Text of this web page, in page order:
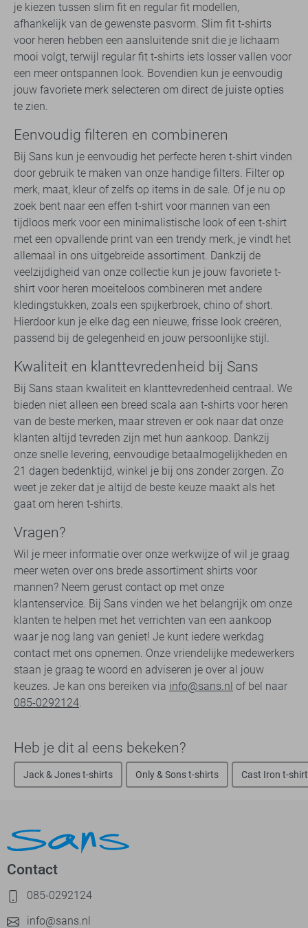
je kiezen tussen slim fit en regular fit modellen,
afhankelijk van de gewenste pasvorm. Slim fit t-shirts
voor heren hebben een aansluitende snit die je lichaam
mooi volgt, terwijl regular fit t-shirts iets losser vallen voor
een meer ontspannen look. Bovendien kun je eenvoudig
jouw favoriete merk selecteren om direct de juiste opties
te zien.
Eenvoudig filteren en combineren
Bij Sans kun je eenvoudig het perfecte heren t-shirt vinden
door gebruik te maken van onze handige filters. Filter op
merk, maat, kleur of zelfs op items in de sale. Of je nu op
zoek bent naar een effen t-shirt voor mannen van een
tijdloos merk voor een minimalistische look of een t-shirt
met een opvallende print van een trendy merk, je vindt het
allemaal in ons uitgebreide assortiment. Dankzij de
veelzijdigheid van onze collectie kun je jouw favoriete t-
shirt voor heren moeiteloos combineren met andere
kledingstukken, zoals een spijkerbroek, chino of short.
Hierdoor kun je elke dag een nieuwe, frisse look creëren,
passend bij de gelegenheid en jouw persoonlijke stijl.
Kwaliteit en klanttevredenheid bij Sans
Bij Sans staan kwaliteit en klanttevredenheid centraal. We
bieden niet alleen een breed scala aan t-shirts voor heren
van de beste merken, maar streven er ook naar dat onze
klanten altijd tevreden zijn met hun aankoop. Dankzij
onze snelle levering, eenvoudige betaalmogelijkheden en
21 dagen bedenktijd, winkel je bij ons zonder zorgen. Zo
weet je zeker dat je altijd de beste keuze maakt als het
gaat om heren t-shirts.
Vragen?
Wil je meer informatie over onze werkwijze of wil je graag
meer weten over ons brede assortiment shirts voor
mannen? Neem gerust contact op met onze
klantenservice. Bij Sans vinden we het belangrijk om onze
klanten te helpen met het verrichten van een aankoop
waar je nog lang van geniet! Je kunt iedere werkdag
contact met ons opnemen. Onze vriendelijke medewerkers
staan je graag te woord en adviseren je over al jouw
keuzes. Je kan ons bereiken via info@sans.nl of bel naar
085-0292124.
Heb je dit al eens bekeken?
Jack & Jones t-shirts Only & Sons t-shirts Cast Iron t-
Contact
085-0292124
info@sans.nl